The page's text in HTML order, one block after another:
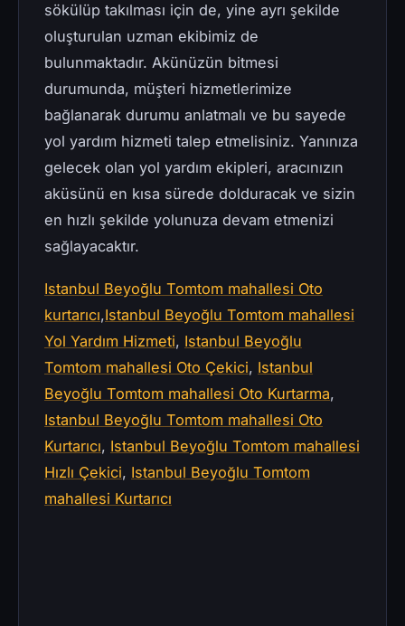
sökülüp takılması için de, yine ayrı şekilde
oluşturulan uzman ekibimiz de
bulunmaktadır. Akünüzün bitmesi
durumunda, müşteri hizmetlerimize
bağlanarak durumu anlatmalı ve bu sayede
yol yardım hizmeti talep etmelisiniz. Yanınıza
gelecek olan yol yardım ekipleri, aracınızın
aküsünü en kısa sürede dolduracak ve sizin
en hızlı şekilde yolunuza devam etmenizi
sağlayacaktır.
Istanbul Beyoğlu Tomtom mahallesi Oto
kurtarıcı,Istanbul Beyoğlu Tomtom mahallesi
Yol Yardım Hizmeti, Istanbul Beyoğlu
Tomtom mahallesi Oto Çekici, Istanbul
Beyoğlu Tomtom mahallesi Oto Kurtarma,
Istanbul Beyoğlu Tomtom mahallesi Oto
Kurtarıcı, Istanbul Beyoğlu Tomtom mahallesi
Hızlı Çekici, Istanbul Beyoğlu Tomtom
mahallesi Kurtarıcı